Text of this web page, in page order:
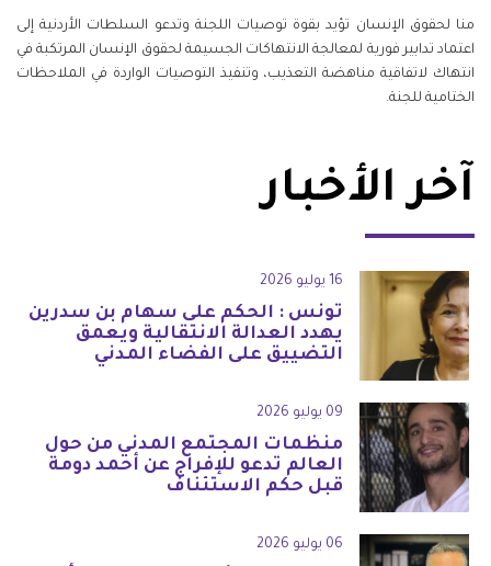
منا لحقوق الإنسان تؤيد بقوة توصيات اللجنة وتدعو السلطات الأردنية إلى
اعتماد تدابير فورية لمعالجة الانتهاكات الجسيمة لحقوق الإنسان المرتكبة في
انتهاك لاتفاقية مناهضة التعذيب، وتنفيذ التوصيات الواردة في الملاحظات
الختامية للجنة.
آخر الأخبار
16 يوليو 2026
تونس : الحكم على سهام بن سدرين
يهدد العدالة الانتقالية ويعمق
التضييق على الفضاء المدني
09 يوليو 2026
منظمات المجتمع المدني من حول
العالم تدعو للإفراج عن أحمد دومة
قبل حكم الاستئناف
06 يوليو 2026